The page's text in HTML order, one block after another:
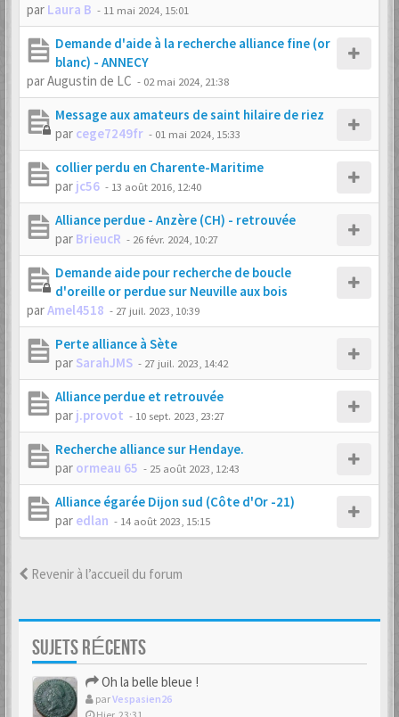
par Laura B - 11 mai 2024, 15:01
Demande d'aide à la recherche alliance fine (or
blanc) - ANNECY
parAugustin de LC - 02 mai 2024, 21:38
Message aux amateurs de saint hilaire de riez
par cege7249fr - 01 mai 2024, 15:33
collier perdu en Charente-Maritime
par jc56 - 13 août 2016, 12:40
Alliance perdue - Anzère (CH) - retrouvée
par BrieucR - 26 févr. 2024, 10:27
Demande aide pour recherche de boucle
d'oreille or perdue sur Neuville aux bois
parAmel4518 - 27 juil. 2023, 10:39
Perte alliance à Sète
par SarahJMS - 27 juil. 2023, 14:42
Alliance perdue et retrouvée
par j.provot - 10 sept. 2023, 23:27
Recherche alliance sur Hendaye.
par ormeau 65 - 25 août 2023, 12:43
Alliance égarée Dijon sud (Côte d'Or -21)
par edlan - 14 août 2023, 15:15
Revenir à l’accueil du forum
SUJETS RÉCENTS
Oh la belle bleue !
parVespasien26